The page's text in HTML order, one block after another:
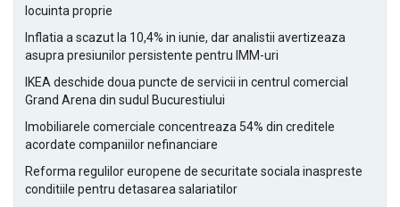
locuinta proprie
Inflatia a scazut la 10,4% in iunie, dar analistii avertizeaza
asupra presiunilor persistente pentru IMM-uri
IKEA deschide doua puncte de servicii in centrul comercial
Grand Arena din sudul Bucurestiului
Imobiliarele comerciale concentreaza 54% din creditele
acordate companiilor nefinanciare
Reforma regulilor europene de securitate sociala inaspreste
conditiile pentru detasarea salariatilor